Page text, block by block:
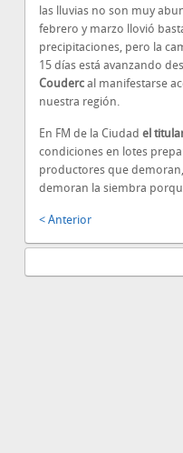
las lluvias no son muy
febrero y marzo llovió
precipitaciones, pero la
15 días está avanzando
Couderc al manifestarse
nuestra región.
En FM de la Ciudad el
condiciones en lotes
productores que
demoran la siembra
< Anterior